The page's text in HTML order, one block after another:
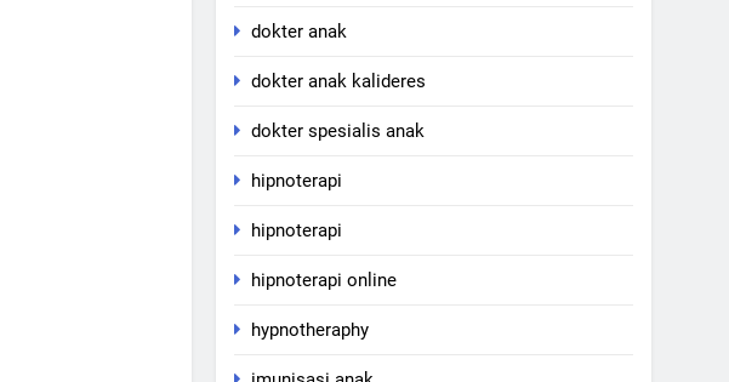
dokter anak
dokter anak kalideres
dokter spesialis anak
hipnoterapi
hipnoterapi
hipnoterapi online
hypnotheraphy